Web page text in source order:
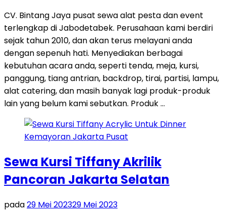
CV. Bintang Jaya pusat sewa alat pesta dan event
terlengkap di Jabodetabek. Perusahaan kami berdiri
sejak tahun 2010, dan akan terus melayani anda
dengan sepenuh hati. Menyediakan berbagai
kebutuhan acara anda, seperti tenda, meja, kursi,
panggung, tiang antrian, backdrop, tirai, partisi, lampu,
alat catering, dan masih banyak lagi produk-produk
lain yang belum kami sebutkan. Produk …
Sewa Kursi Tiffany Akrilik
Pancoran Jakarta Selatan
pada29 Mei 202329 Mei 2023